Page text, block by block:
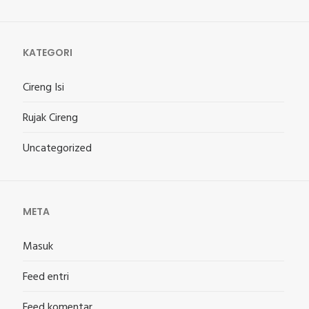
KATEGORI
Cireng Isi
Rujak Cireng
Uncategorized
META
Masuk
Feed entri